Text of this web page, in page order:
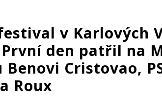
v Karlových
den patřil na
Cristovao,
Roux